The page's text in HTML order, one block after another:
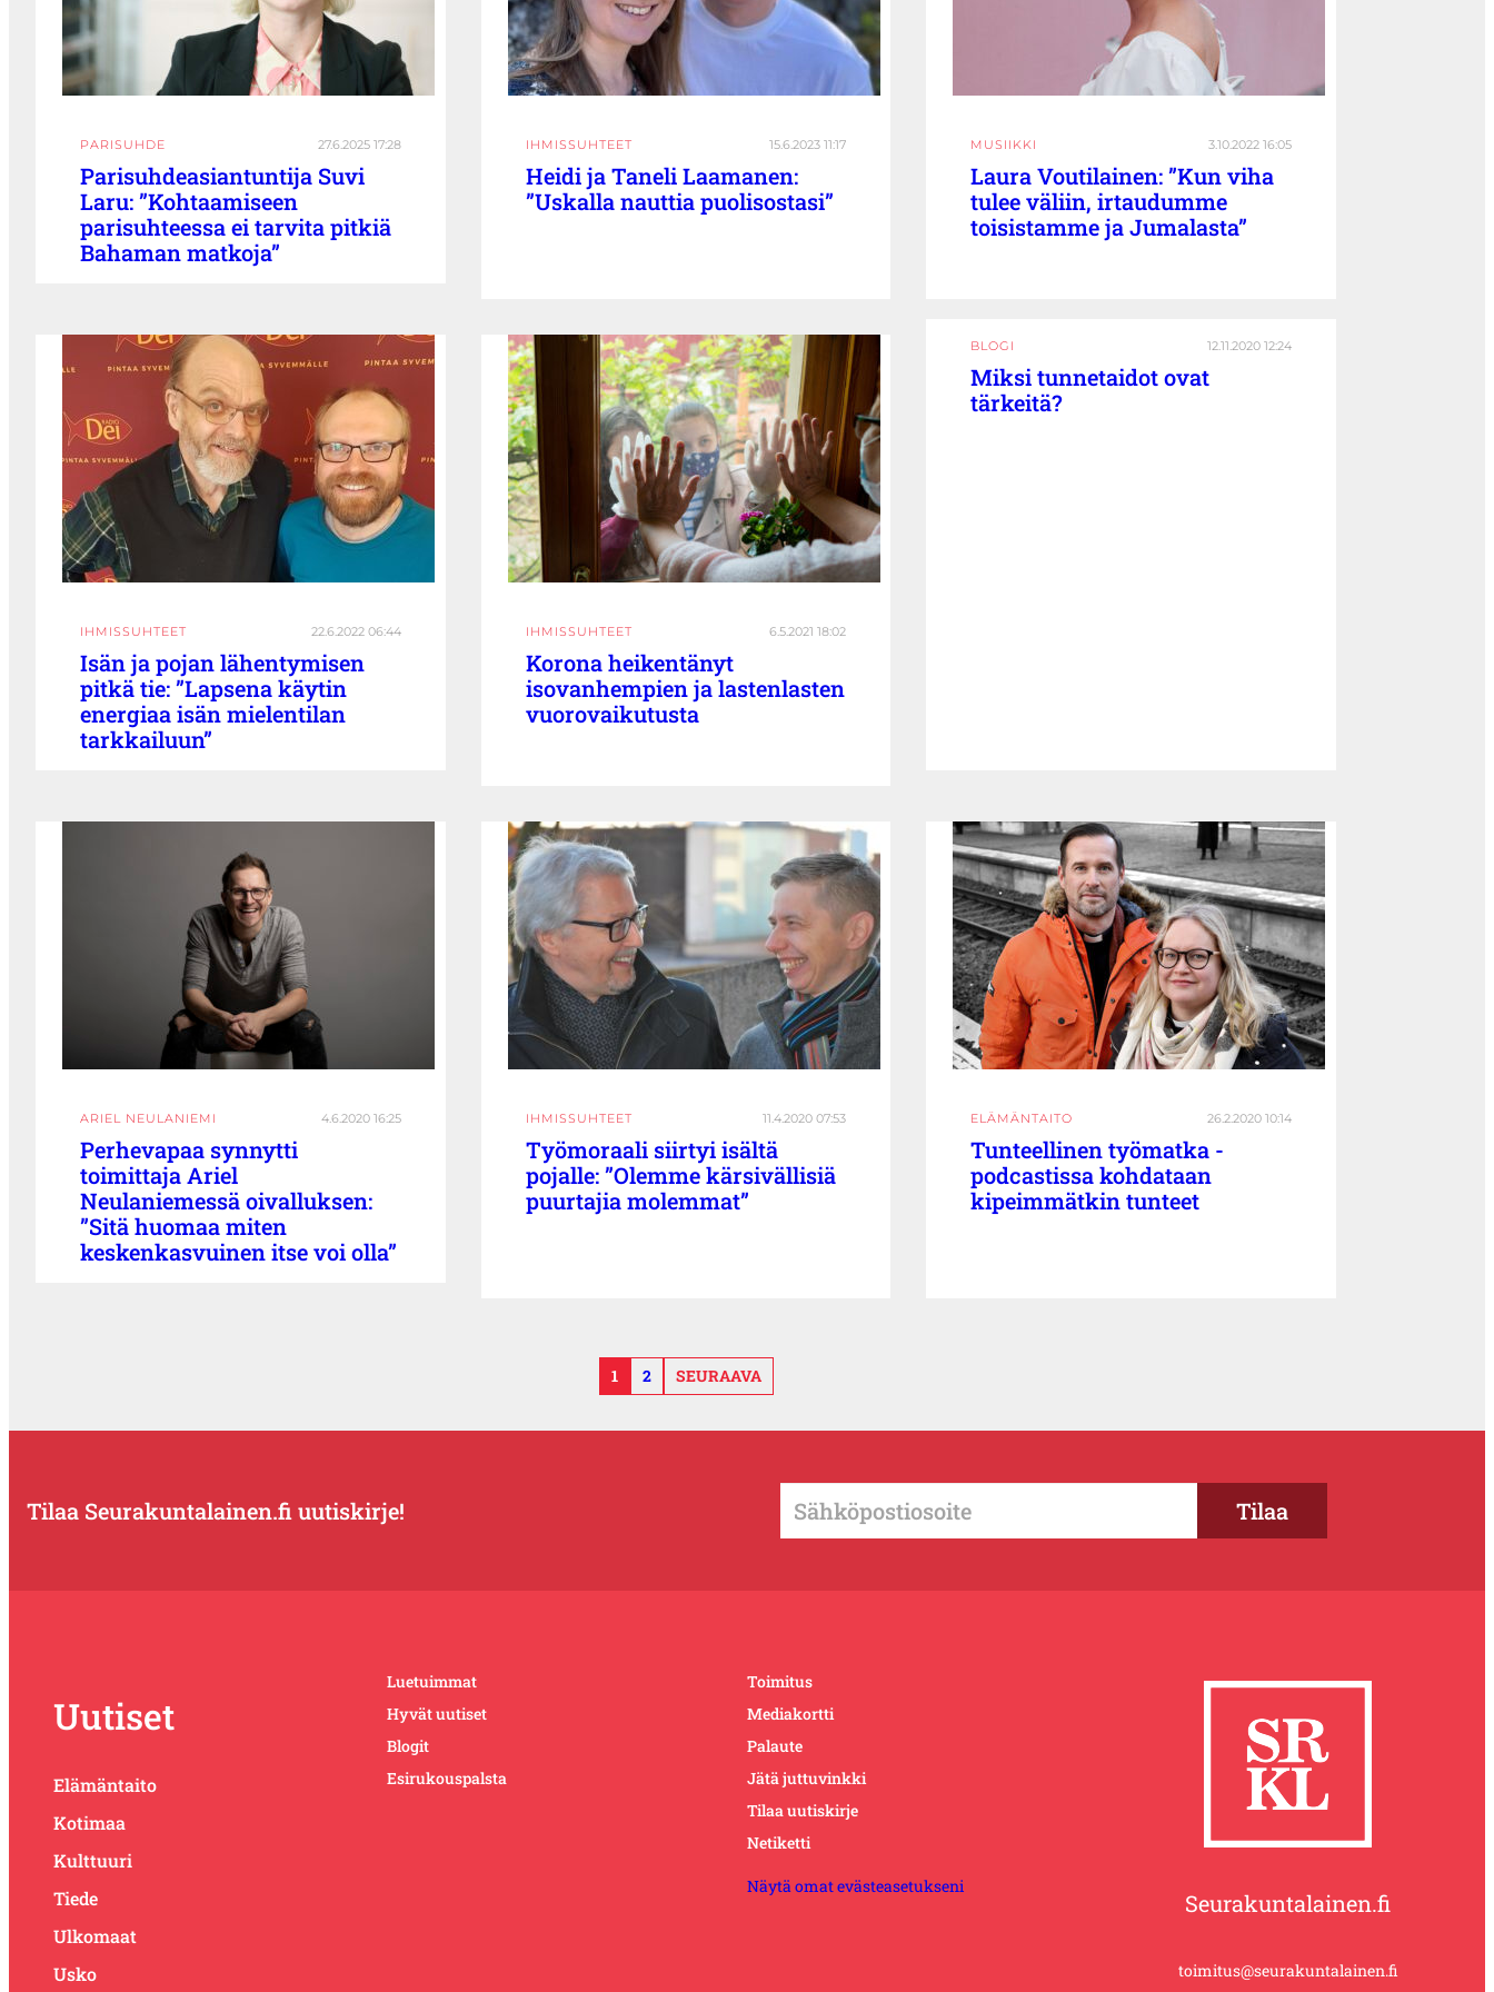
PARISUHDE 27.6.2025 17:28
Parisuhdeasiantuntija Suvi
Laru: ”Kohtaamiseen
parisuhteessa ei tarvita pitkiä
Bahaman matkoja”
IHMISSUHTEET 15.6.2023 11:17
Heidi ja Taneli Laamanen:
”Uskalla nauttia puolisostasi”
MUSIIKKI 3.10.2022 16:05
Laura Voutilainen: ”Kun viha
tulee väliin, irtaudumme
toisistamme ja Jumalasta”
IHMISSUHTEET 22.6.2022 06:44
Isän ja pojan lähentymisen
pitkä tie: ”Lapsena käytin
energiaa isän mielentilan
tarkkailuun”
IHMISSUHTEET 6.5.2021 18:02
Korona heikentänyt
isovanhempien ja lastenlasten
vuorovaikutusta
BLOGI 12.11.2020 12:24
Miksi tunnetaidot ovat
tärkeitä?
ARIEL NEULANIEMI 4.6.2020 16:25
Perhevapaa synnytti
toimittaja Ariel
Neulaniemessä oivalluksen:
”Sitä huomaa miten
keskenkasvuinen itse voi olla”
IHMISSUHTEET 11.4.2020 07:53
Työmoraali siirtyi isältä
pojalle: ”Olemme kärsivällisiä
puurtajia molemmat”
ELÄMÄNTAITO 26.2.2020 10:14
Tunteellinen työmatka -
podcastissa kohdataan
kipeimmätkin tunteet
1 2 SEURAAVA
Tilaa Seurakuntalainen.fi uutiskirje!
Uutiset
Elämäntaito
Kotimaa
Kulttuuri
Tiede
Ulkomaat
Usko
Luetuimmat
Hyvät uutiset
Blogit
Esirukouspalsta
Toimitus
Mediakortti
Palaute
Jätä juttuvinkki
Tilaa uutiskirje
Netiketti
Näytä omat evästeasetukseni
Seurakuntalainen.fi
toimitus@seurakuntalainen.fi